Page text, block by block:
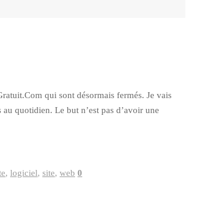
qui sont désormais fermés. Je vais
quotidien. Le but n’est pas d’avoir une
, logiciel, site, web 0